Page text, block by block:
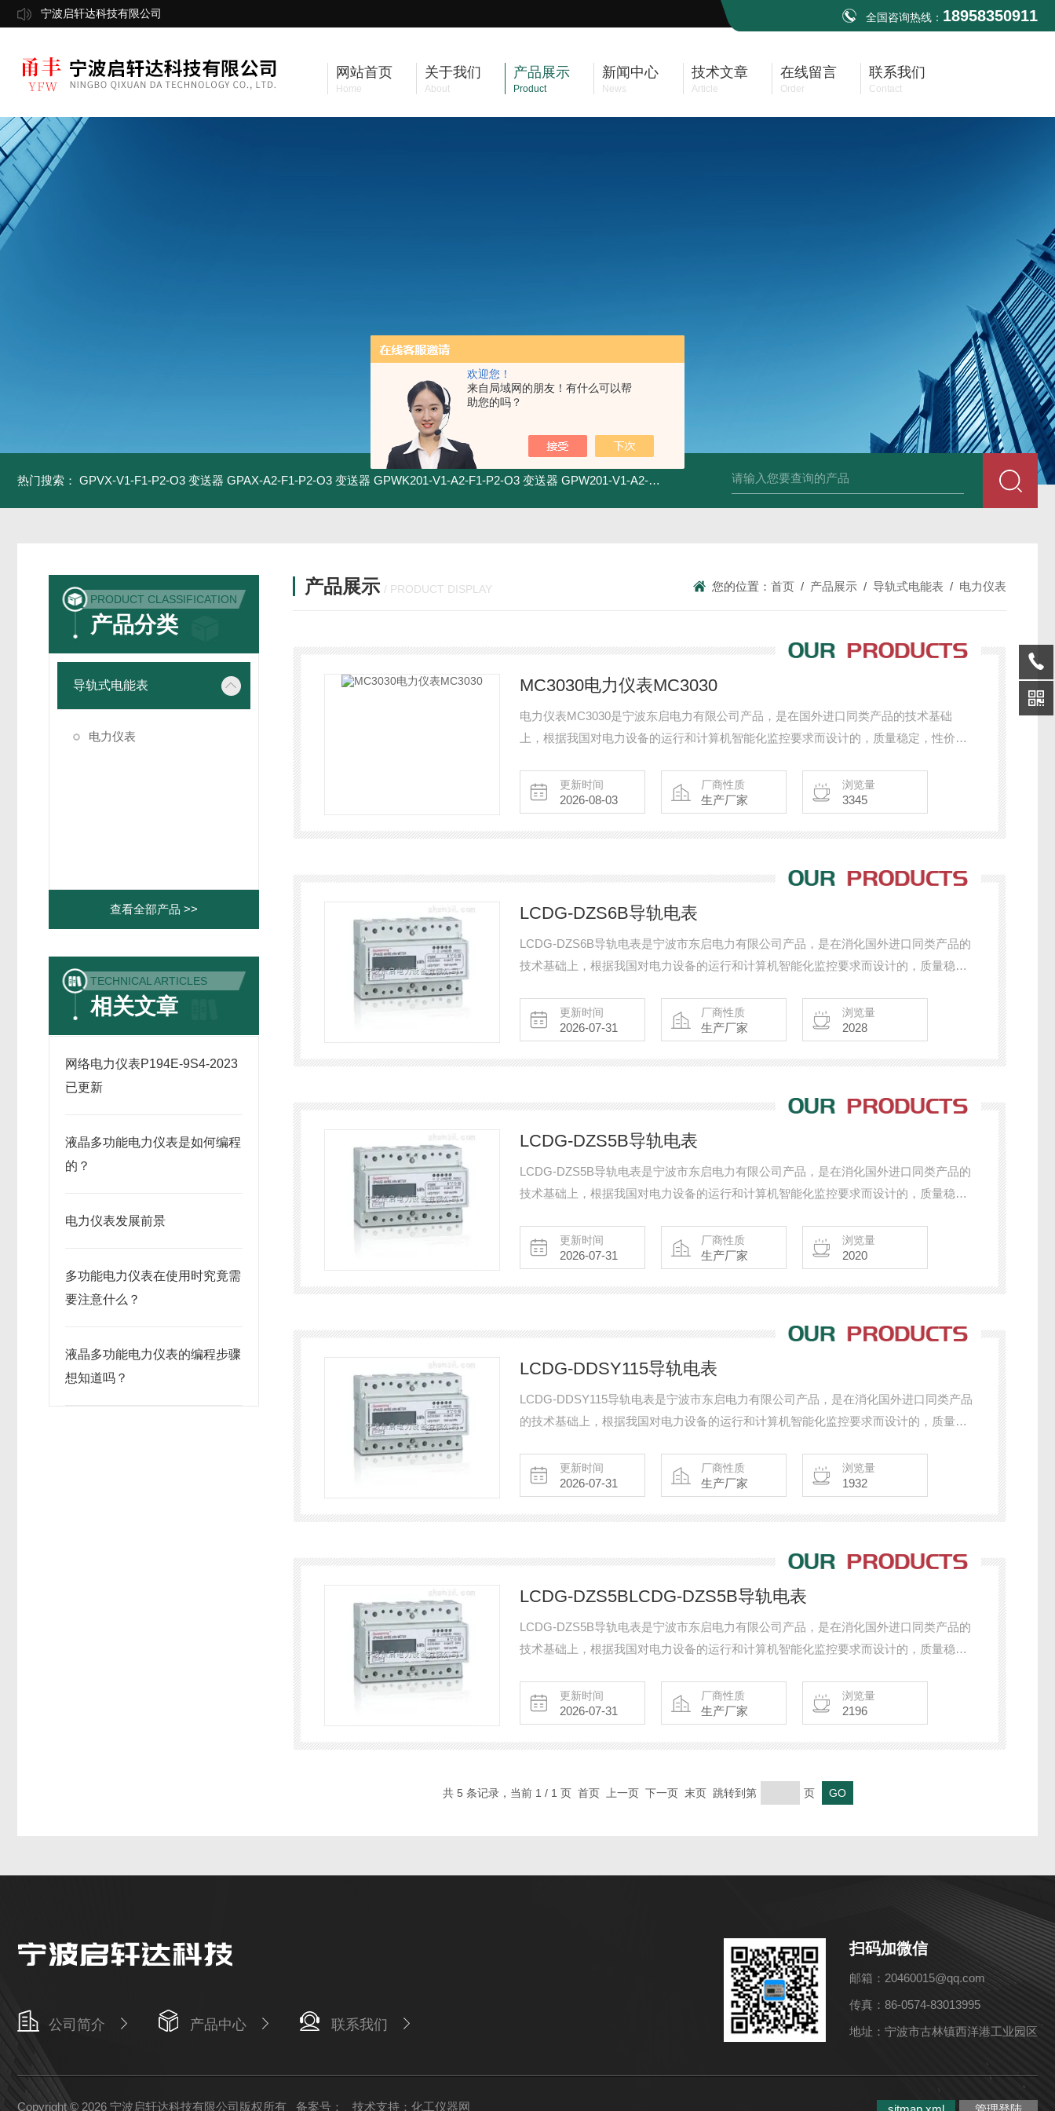
欢迎您！
来自局域网的朋友！有什么可以帮
助您的吗？
宁波启轩达科技有限公司 全国咨询热线： 18958350911
网站首页
Home
关于我们
About
产品展示
Product
新闻中心
News
技术文章
Article
在线留言
Order
联系我们
Contact
热门搜索： GPVX-V1-F1-P2-O3 变送器 GPAX-A2-F1-P2-O3 变送器 GPWK201-V1-A2-F1-P2-O3 变送器 GPW201-V1-A2-F1-P2-O3 变送器 变送器GPV-V1-F1-P2-O3 变送器GPA-A2-F1-P2-O3 变送器
PRODUCT CLASSIFICATION
产品分类
导轨式电能表
电力仪表
查看全部产品 >>
TECHNICAL ARTICLES
相关文章
网络电力仪表P194E-9S4-2023
已更新
液晶多功能电力仪表是如何编程
的？
电力仪表发展前景
多功能电力仪表在使用时究竟需
要注意什么？
液晶多功能电力仪表的编程步骤
想知道吗？
产品展示 / PRODUCT DISPLAY 您的位置： 首页 / 产品展示 / 导轨式电能表 / 电力仪表
MC3030电力仪表MC3030
电力仪表MC3030是宁波东启电力有限公司产品，是在国外进口同类产品的技术基础
上，根据我国对电力设备的运行和计算机智能化监控要求而设计的，质量稳定，性价比
护器、微机综合保护装置、双电源自动转换开关、CPS控制与保护开关、负荷隔离开
关、真空断路器、高低压成套开关柜其相关附件等,欢迎新老客户采购!
更新时间
2026-08-03
厂商性质
生产厂家
浏览量
3345
LCDG-DZS6B导轨电表
LCDG-DZS6B导轨电表是宁波市东启电力有限公司产品，是在消化国外进口同类产品的
技术基础上，根据我国对电力设备的运行和计算机智能化监控要求而设计的，质量稳
电机智能保护器、微机综合保护装置、双电源自动转换开关、CPS控制与保护开关、负
荷隔离开关、真空断路器、高低压成套开关柜其相关附件等，质量过硬，欢迎新老客户
更新时间
2026-07-31
厂商性质
生产厂家
浏览量
2028
LCDG-DZS5B导轨电表
LCDG-DZS5B导轨电表是宁波市东启电力有限公司产品，是在消化国外进口同类产品的
技术基础上，根据我国对电力设备的运行和计算机智能化监控要求而设计的，质量稳
电机智能保护器、微机综合保护装置、双电源自动转换开关、CPS控制与保护开关、负
荷隔离开关、真空断路器、高低压成套开关柜其相关附件等，质量过硬，欢迎新老客户
更新时间
2026-07-31
厂商性质
生产厂家
浏览量
2020
LCDG-DDSY115导轨电表
LCDG-DDSY115导轨电表是宁波市东启电力有限公司产品，是在消化国外进口同类产品
的技术基础上，根据我国对电力设备的运行和计算机智能化监控要求而设计的，质量稳
电机智能保护器、微机综合保护装置、双电源自动转换开关、CPS控制与保护开关、负
荷隔离开关、真空断路器、高低压成套开关柜其相关附件等，质量过硬，欢迎新老客户
更新时间
2026-07-31
厂商性质
生产厂家
浏览量
1932
LCDG-DZS5BLCDG-DZS5B导轨电表
LCDG-DZS5B导轨电表是宁波市东启电力有限公司产品，是在消化国外进口同类产品的
技术基础上，根据我国对电力设备的运行和计算机智能化监控要求而设计的，质量稳
电机智能保护器、微机综合保护装置、双电源自动转换开关、CPS控制与保护开关、负
荷隔离开关、真空断路器、高低压成套开关柜其相关附件等，质量过硬，欢迎新老客户
更新时间
2026-07-31
厂商性质
生产厂家
浏览量
2196
共 5 条记录，当前 1 / 1 页 首页 上一页 下一页 末页 跳转到第 页
公司简介 产品中心 联系我们
扫码加微信
邮箱：20460015@qq.com
传真：86-0574-83013995
地址：宁波市古林镇西洋港工业园区
Copyright © 2026 宁波启轩达科技有限公司版权所有 备案号： 技术支持： 化工仪器网